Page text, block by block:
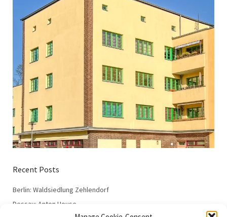
Recent Posts
Berlin: Waldsiedlung Zehlendorf
Dessau: Anton House